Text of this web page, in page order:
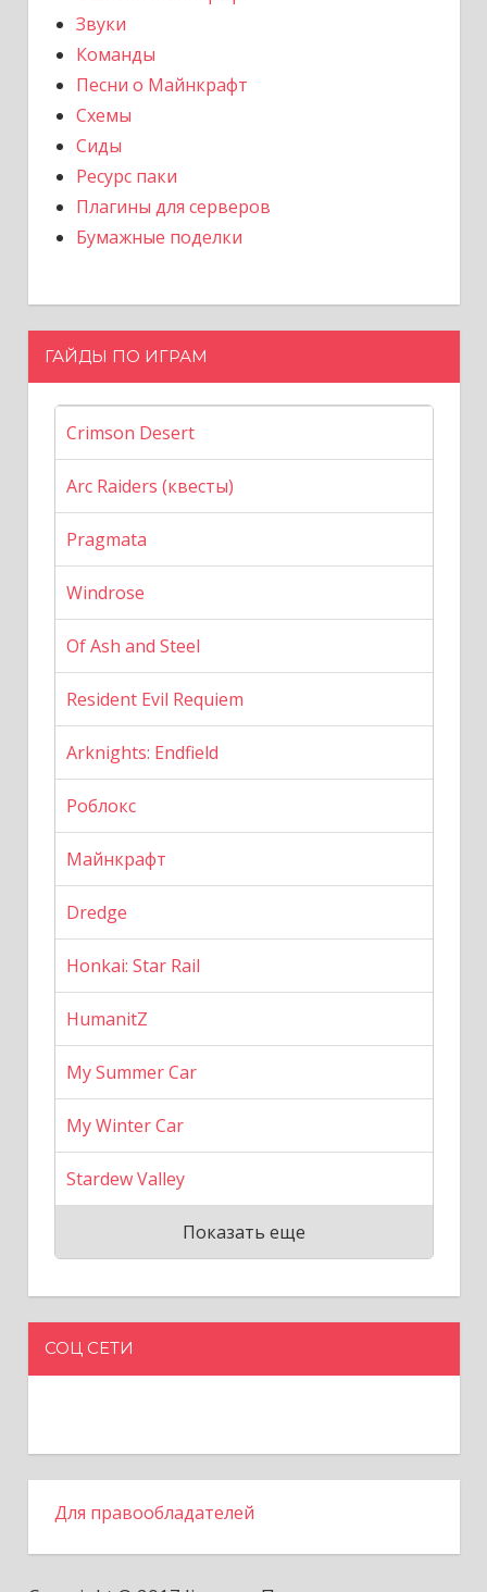
Звуки
Команды
Песни о Майнкрафт
Схемы
Сиды
Ресурс паки
Плагины для серверов
Бумажные поделки
ГАЙДЫ ПО ИГРАМ
Crimson Desert
Arc Raiders (квесты)
Pragmata
Windrose
Of Ash and Steel
Resident Evil Requiem
Arknights: Endfield
Роблокс
Майнкрафт
Dredge
Honkai: Star Rail
HumanitZ
My Summer Car
My Winter Car
Stardew Valley
Показать еще
СОЦ СЕТИ
Для правообладателей